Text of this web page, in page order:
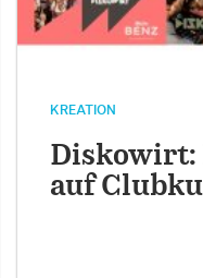
KREATION
auf